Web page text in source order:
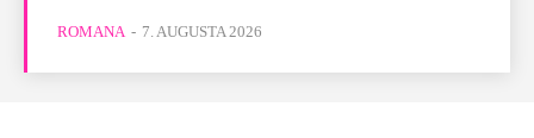
ROMANA - 7. AUGUSTA 2026